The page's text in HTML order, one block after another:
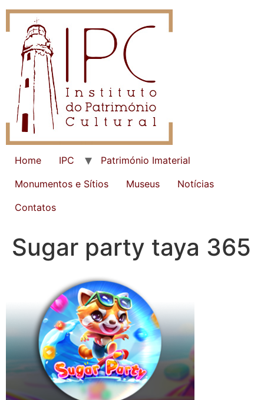
Home IPC
Património Imaterial
Monumentos e Sítios
Museus
Notícias
Contatos
Sugar party taya 365